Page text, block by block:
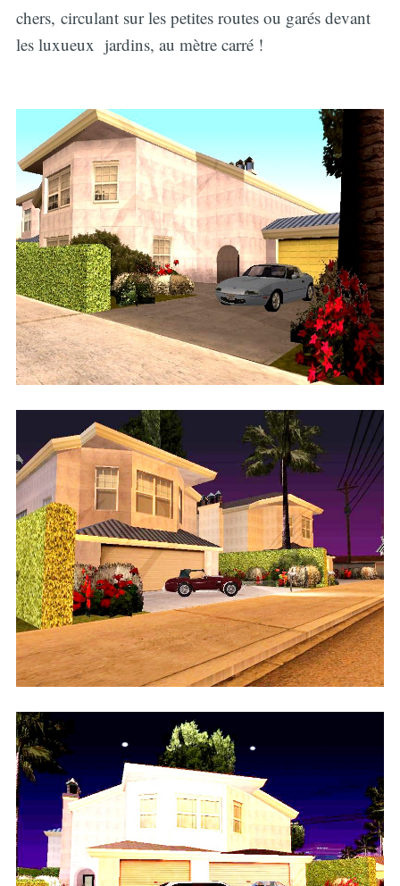
chers, circulant sur les petites routes ou garés devant
les luxueux jardins, au mètre carré !